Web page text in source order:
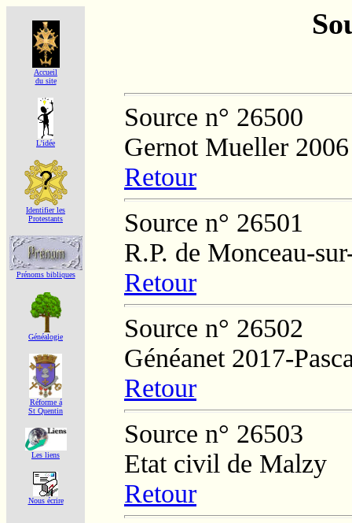
Accueil
du site
L'idée
Identifier les
Protestants
Prénoms bibliques
Généalogie
Réforme á
St Quentin
Les liens
Nous écrire
Source n° 26500
Gernot Mueller 2006
Retour
Source n° 26501
R.P. de Monceau-
Retour
Source n° 26502
Généanet 2017-
Retour
Source n° 26503
Etat civil de Malzy
Retour